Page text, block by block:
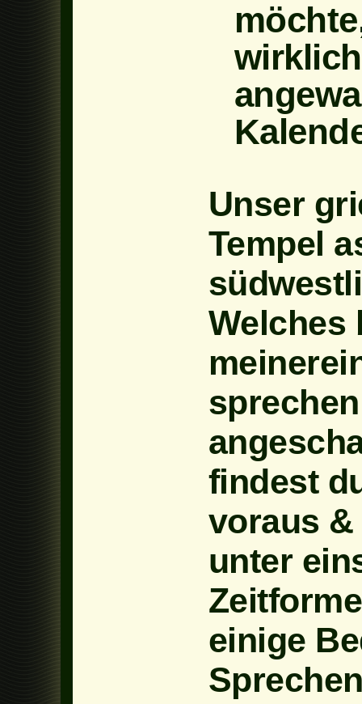
Unser
Tempel
Welches
findest
voraus
unter
einige